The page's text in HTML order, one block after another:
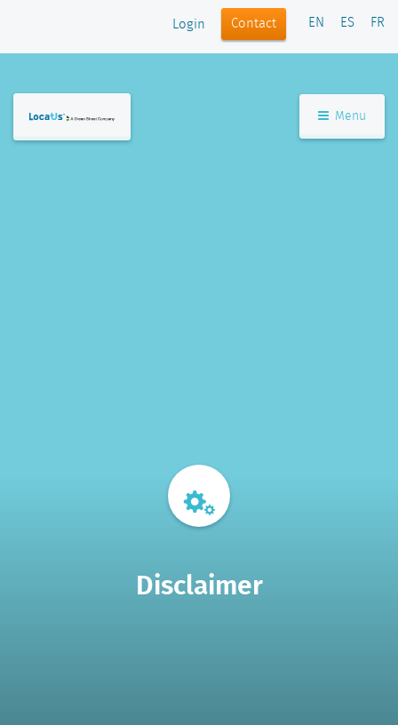
Login Contact EN ES FR
Menu
Disclaimer